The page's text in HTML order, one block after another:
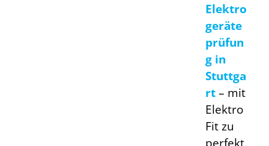
Elektro
geräte
prüfun
g in
Stuttga
rt– mit
Elektro
Fit zu
perfekt